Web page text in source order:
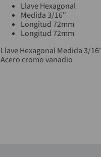
Llave Hexagonal
Medida 3/16"
Longitud 72mm
Longitud 72mm
Llave Hexagonal Medida 3/
Acero cromo vanadio